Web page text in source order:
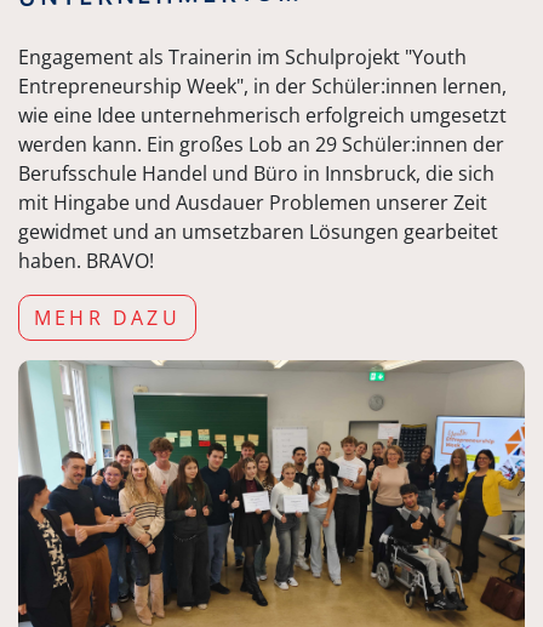
Engagement als Trainerin im Schulprojekt "Youth
Entrepreneurship Week", in der Schüler:innen lernen,
wie eine Idee unternehmerisch erfolgreich umgesetzt
werden kann. Ein großes Lob an 29 Schüler:innen der
Berufsschule Handel und Büro in Innsbruck, die sich
mit Hingabe und Ausdauer Problemen unserer Zeit
gewidmet und an umsetzbaren Lösungen gearbeitet
haben. BRAVO!
MEHR DAZU